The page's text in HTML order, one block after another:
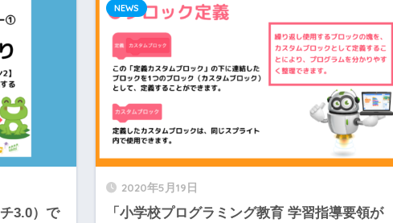
3.0）で
2020年5月19日
「小学校プログラミング教育 学習指導要領が
NEWS